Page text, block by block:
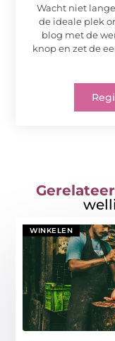
Wacht niet
de ideale plek
blog met de
knop en zet de
WINKELEN